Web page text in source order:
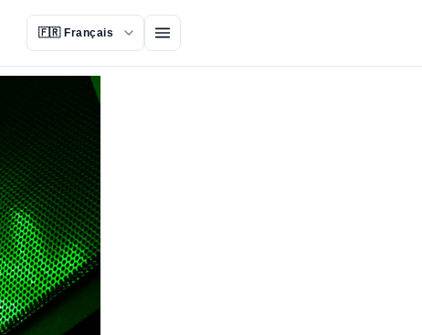
Ouvrir le menu